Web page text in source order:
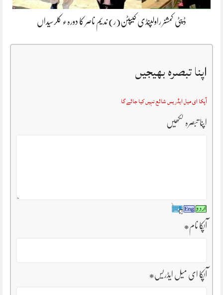
ڈپٹی کمشنر راولپنڈی کیپٹن(ر) ندیم ناصر کا دورہء کلرسیداں
اپنا تبصرہ بھیجیں
آپکا ای میل ایڈریس شائع نہیں کیا جائے گا
اپنا تبصرہ لکھیں
آپکا نام*
آپکا ای میل ایڈریس*